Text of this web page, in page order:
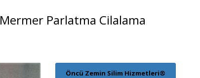
Parlatma Cilalama
Öncü Zemin Silim Hizmetleri®